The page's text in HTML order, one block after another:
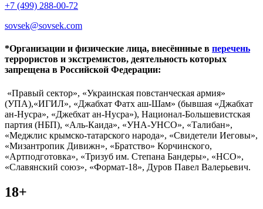
+7 (499) 288-00-72
sovsek@sovsek.com
*Организации и физические лица, внесённные в перечень
террористов и экстремистов, деятельность которых
запрещена в Российской Федерации:
«Правый сектор», «Украинская повстанческая армия»
(УПА),«ИГИЛ», «Джабхат Фатх аш-Шам» (бывшая «Джабхат
ан-Нусра», «Джебхат ан-Нусра»), Национал-Большевистская
партия (НБП), «Аль-Каида», «УНА-УНСО», «Талибан»,
«Меджлис крымско-татарского народа», «Свидетели Иеговы»,
«Мизантропик Дивижн», «Братство» Корчинского,
«Артподготовка», «Тризуб им. Степана Бандеры», «НСО»,
«Славянский союз», «Формат-18», Дуров Павел Валерьевич.
18+